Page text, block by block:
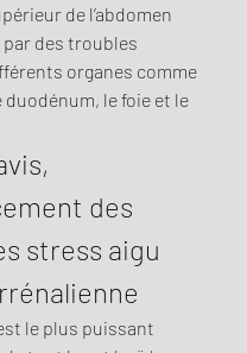
de l’abdomen
par des troubles
organes comme
duodénum, le foie et le
des
stress aigu
le plus puissant